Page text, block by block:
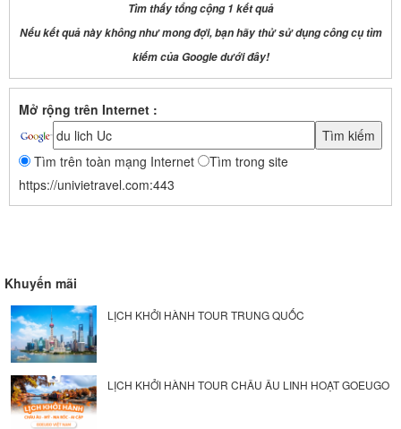
Tìm thấy tổng cộng 1 kết quả
Nếu kết quả này không như mong đợi, bạn hãy thử sử dụng công cụ tìm
kiếm của Google dưới đây!
Mở rộng trên Internet :
Tìm trên toàn mạng Internet
Tìm trong site
https://univietravel.com:443
Khuyến mãi
LỊCH KHỞI HÀNH TOUR TRUNG QUỐC
LỊCH KHỞI HÀNH TOUR CHÂU ÂU LINH HOẠT GOEUGO